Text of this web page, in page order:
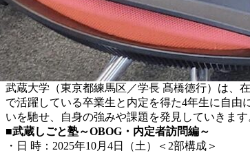
武蔵大学（東京都練馬区／学長 髙橋徳行）は、
で活躍している卒業生と内定を得た4年生に自
いを馳せ、自身の強みや課題を発見していきます
■武蔵しごと塾～OBOG・内定者訪問編～
・日 時：2025年10月4日（土）＜2部構成＞